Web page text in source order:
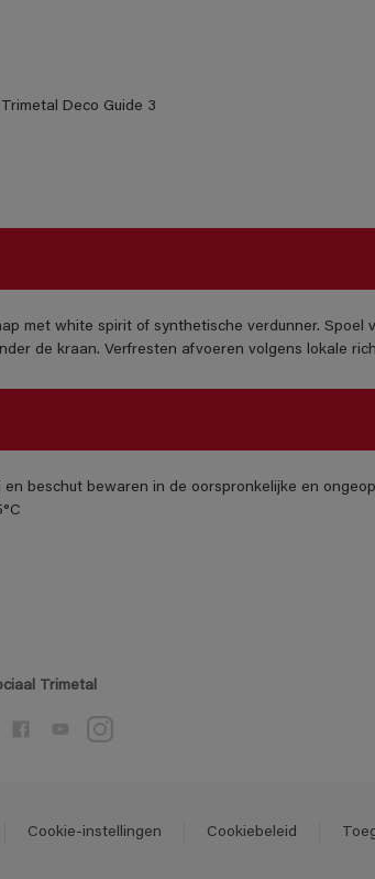
Deco Guide 3
met white spirit of synthetische verdunner.
de kraan. Verfresten afvoeren volgens lokale
en beschut bewaren in de oorspronkelijke en
Trimetal
Cookie-instellingen Cookiebeleid